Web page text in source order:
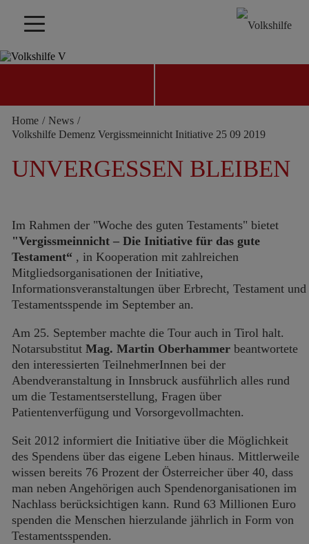
WAS UNS BEWEGT –
JETZT SPENDEN
Home / News /
Volkshilfe Demenz Vergissmeinnicht Initiative 25 09 2019
UNVERGESSEN BLEIBEN
Im Rahmen der "Woche des guten Testaments" bietet
"Vergissmeinnicht – Die Initiative für das gute
Testament“ , in Kooperation mit zahlreichen
Mitgliedsorganisationen der Initiative,
Informationsveranstaltungen über Erbrecht, Testament und
Testamentsspende im September an.
Am 25. September machte die Tour auch in Tirol halt.
Notarsubstitut Mag. Martin Oberhammer beantwortete
den interessierten TeilnehmerInnen bei der
Abendveranstaltung in Innsbruck ausführlich alles rund
um die Testamentserstellung, Fragen über
Patientenverfügung und Vorsorgevollmachten.
Seit 2012 informiert die Initiative über die Möglichkeit
des Spendens über das eigene Leben hinaus. Mittlerweile
wissen bereits 76 Prozent der Österreicher über 40, dass
man neben Angehörigen auch Spendenorganisationen im
Nachlass berücksichtigen kann. Rund 63 Millionen Euro
spenden die Menschen hierzulande jährlich in Form von
Testamentsspenden.